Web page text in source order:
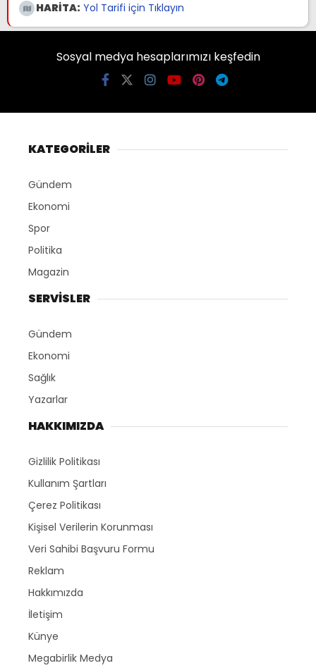
HARİTA: Yol Tarifi için Tıklayın
Sosyal medya hesaplarımızı keşfedin
KATEGORİLER
Gündem
Ekonomi
Spor
Politika
Magazin
SERVİSLER
Gündem
Ekonomi
Sağlık
Yazarlar
HAKKIMIZDA
Gizlilik Politikası
Kullanım Şartları
Çerez Politikası
Kişisel Verilerin Korunması
Veri Sahibi Başvuru Formu
Reklam
Hakkımızda
İletişim
Künye
Megabirlik Medya